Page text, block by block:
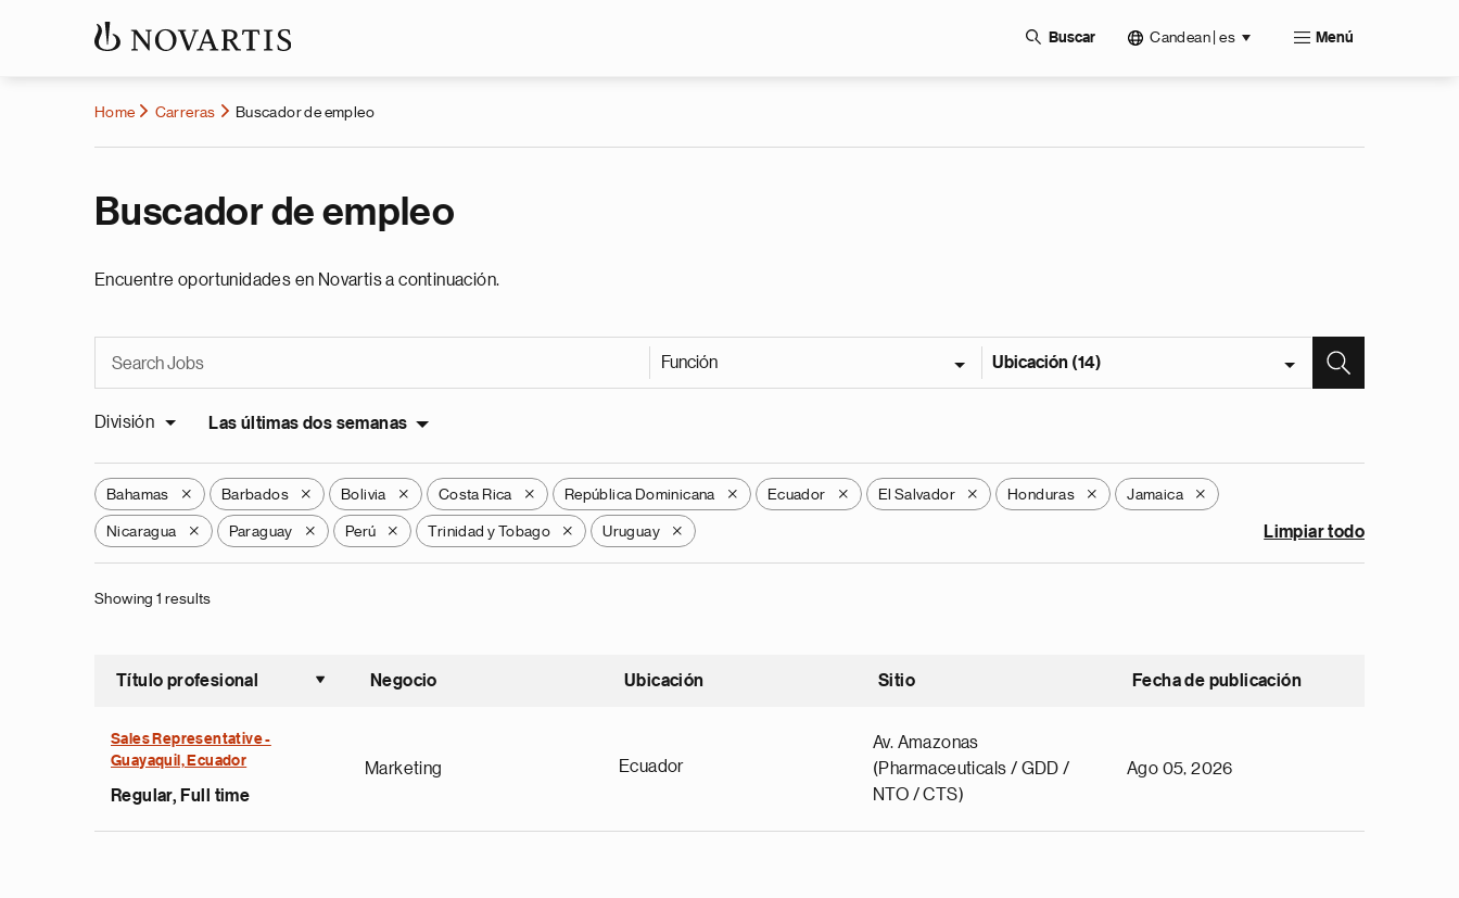
Buscar Candean | es Menú
Home Carreras Buscador de empleo
Buscador de empleo
Encuentre oportunidades en Novartis a continuación.
Función Ubicación (14)
División Las últimas dos semanas
Bahamas X Barbados X Bolivia X Costa Rica X República Dominicana X Ecuador X El Salvador X Honduras X Jamaica X
Nicaragua X Paraguay X Perú X Trinidad y Tobago X Uruguay X Limpiar todo
Showing 1 results
Título profesional
Ordenar ascendente
Negocio Ubicación Sitio Fecha de publicación
Sales Representative -
Guayaquil, Ecuador
Regular, Full time
Marketing Ecuador
Av. Amazonas
(Pharmaceuticals / GDD /
NTO / CTS)
Ago 05, 2026